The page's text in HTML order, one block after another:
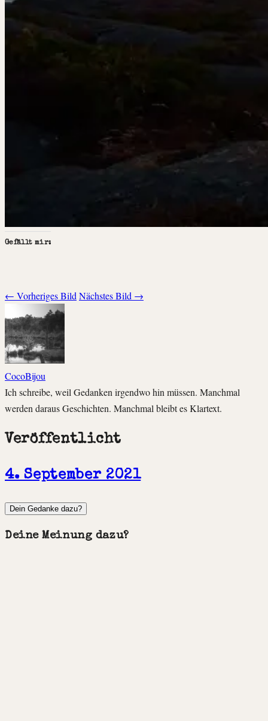
Gefällt mir:
← Vorheriges Bild Nächstes Bild →
CocoBijou
Ich schreibe, weil Gedanken irgendwo hin müssen. Manchmal
werden daraus Geschichten. Manchmal bleibt es Klartext.
Veröffentlicht
4. September 2021
Dein Gedanke dazu?
Deine Meinung dazu?